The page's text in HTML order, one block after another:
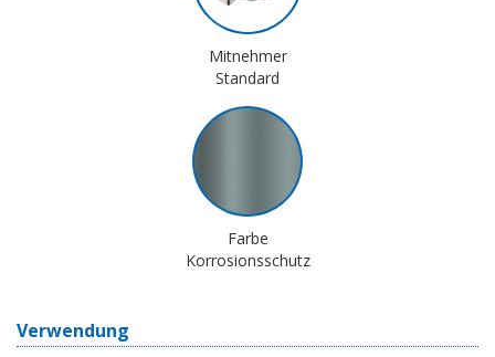
Mitnehmer
Standard
Farbe
Korrosionsschutz
Verwendung